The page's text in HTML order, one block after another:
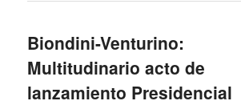
Biondini-Venturino:
Multitudinario acto de
lanzamiento Presidencial